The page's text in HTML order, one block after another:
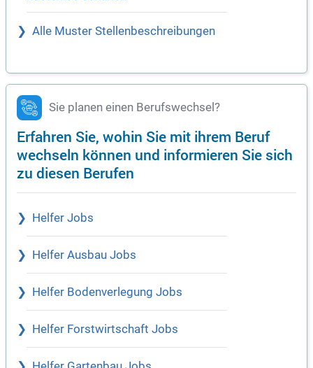
Alle Muster Stellenbeschreibungen
Sie planen einen Berufswechsel?
Erfahren Sie, wohin Sie mit ihrem Beruf
wechseln können und informieren Sie sich
zu diesen Berufen
Helfer Jobs
Helfer Ausbau Jobs
Helfer Bodenverlegung Jobs
Helfer Forstwirtschaft Jobs